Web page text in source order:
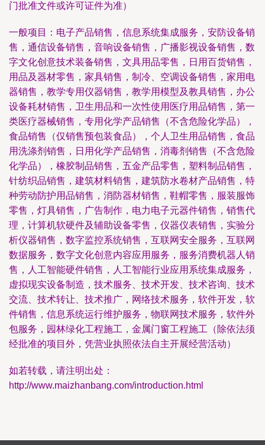
门批准文件或许可证件为准）
一般项目：电子产品销售，信息系统集成服务，安防设备销
售，通信设备销售，音响设备销售，广播影视设备销售，数
字文化创意技术装备销售，文具用品零售，日用百货销售，
用品及器材零售，家具销售，制冷、空调设备销售，家用电
器销售，教学专用仪器销售，教学用模型及教具销售，办公
设备耗材销售，卫生用品和一次性使用医疗用品销售，第一
类医疗器械销售，专用化学产品销售（不含危险化学品），
食品销售（仅销售预包装食品），个人卫生用品销售，食品
用洗涤剂销售，日用化学产品销售，消毒剂销售（不含危险
化学品），橡胶制品销售，五金产品零售，塑料制品销售，
针纺织品销售，建筑材料销售，建筑防水卷材产品销售，特
种劳动防护用品销售，消防器材销售，鞋帽零售，服装服饰
零售，灯具销售，广告制作，电力电子元器件销售，销售代
理，计算机软硬件及辅助设备零售，仪器仪表销售，实验分
析仪器销售，数字监控系统销售，互联网安全服务，互联网
数据服务，数字文化创意内容应用服务，服务消费机器人销
售，人工智能硬件销售，人工智能行业应用系统集成服务，
虚拟现实设备制造，技术服务、技术开发、技术咨询、技术
交流、技术转让、技术推广，网络技术服务，软件开发，软
件销售，信息系统运行维护服务，物联网技术服务，软件外
包服务，园林绿化工程施工，金属门窗工程施工（除依法须
经批准的项目外，凭营业执照依法自主开展经营活动）
如若转载，请注明出处：
http://www.maizhanbang.com/introduction.html